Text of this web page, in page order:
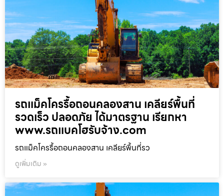
รถแม็คโครรื้อถอนคลองสาน เคลียร์พื้นที่
รวดเร็ว ปลอดภัย ได้มาตรฐาน เรียกหา
www.รถแบคโฮรับจ้าง.com
รถแม็คโครรื้อถอนคลองสาน เคลียร์พื้นที่รว
ดูเพิ่มเติม »